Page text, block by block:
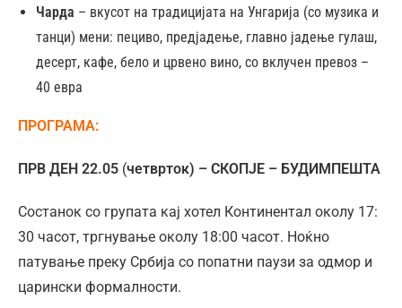
Чарда – вкусот на традицијата на Унгарија (со музика и
танци) мени: пециво, предјадење, главно јадење гулаш,
десерт, кафе, бело и црвено вино, со вклучен превоз –
40 евра
ПРОГРАМА:
ПРВ ДЕН 22.05 (четврток) – СКОПЈЕ – БУДИМПЕШТА
Состанок со групата кај хотел Континентал околу 17:
30 часот, тргнување околу 18:00 часот. Ноќно
патување преку Србија со попатни паузи за одмор и
царински формалности.